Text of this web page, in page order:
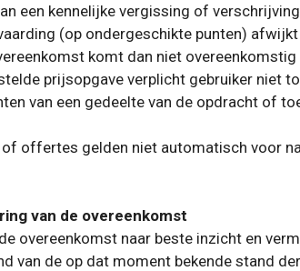
een kennelijke vergissing of
(op ondergeschikte punten)
komt dan niet
prijsopgave verplicht gebruiker niet
van een gedeelte van de opdracht of
of offertes gelden niet automatisch voor
van de overeenkomst
overeenkomst naar beste inzicht en
van de op dat moment bekende stand